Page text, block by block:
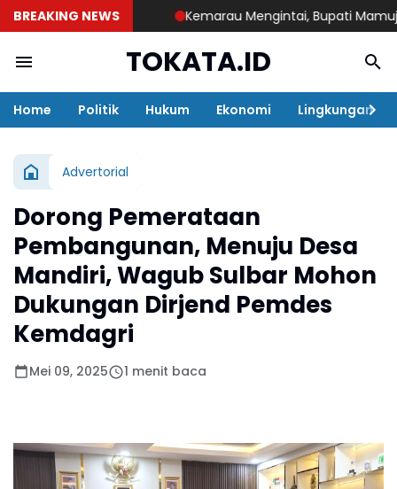
BREAKING NEWS Kemarau Mengintai, Bupati Mamuju
TOKATA.ID
Home Politik Hukum Ekonomi Lingkungan
Advertorial
Dorong Pemerataan
Pembangunan, Menuju Desa
Mandiri, Wagub Sulbar Mohon
Dukungan Dirjend Pemdes
Kemdagri
Mei 09, 2025 1 menit baca